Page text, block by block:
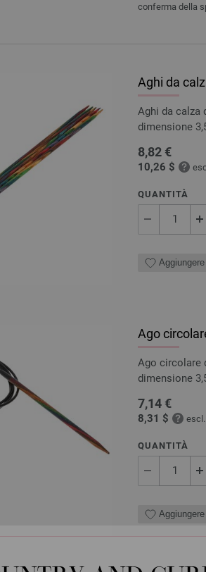
conferma della
Aghi da
Aghi da calza
dimensione
8,82 €
10,26 $
QUANTITÀ
Ago
Ago circolare
dimensione
7,14 €
8,31 $ escl.
QUANTITÀ